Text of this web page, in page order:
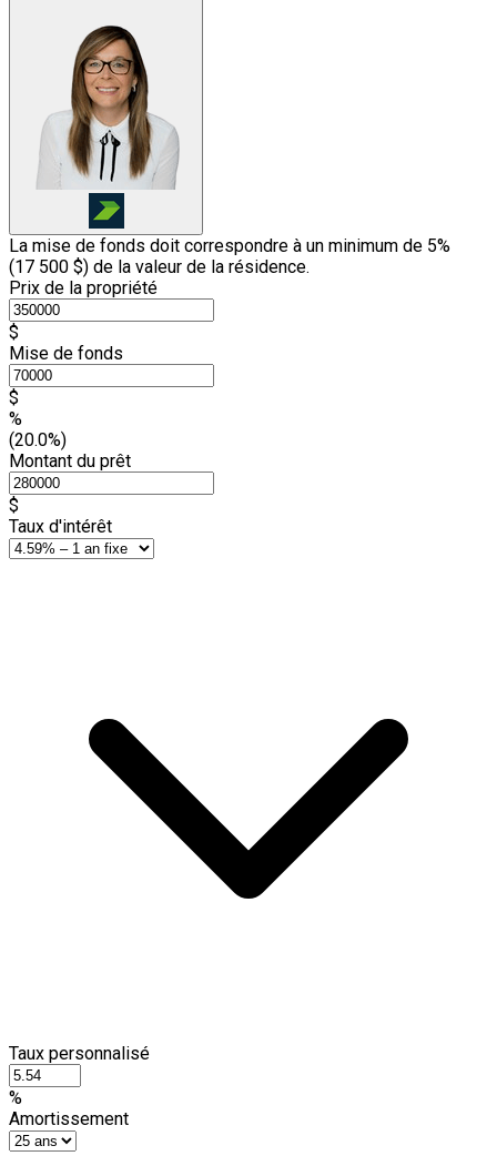
La mise de fonds doit correspondre à un minimum de 5%
(17 500 $) de la valeur de la résidence.
Prix de la propriété
$
Mise de fonds
$
%
(20.0%)
Montant du prêt
$
Taux d'intérêt
Taux personnalisé
%
Amortissement